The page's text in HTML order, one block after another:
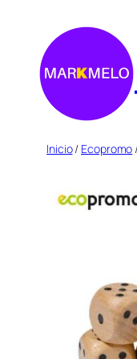
contenido
Inicio/ Ecopromo